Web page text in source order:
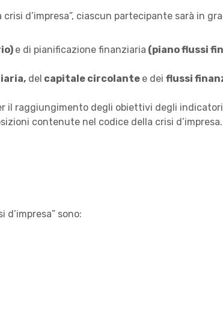
d’impresa”, ciascun partecipante sarà in
e di pianificazione finanziaria (piano flussi
del capitale circolante e dei flussi
il raggiungimento degli obiettivi degli
contenute nel codice della crisi d’impresa.
sono: